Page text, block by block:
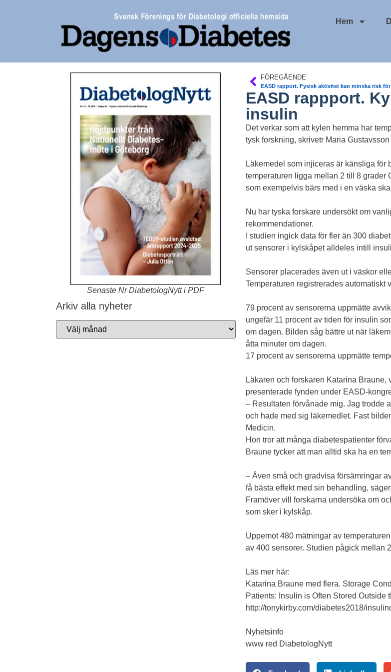
Hem
Senaste Nr DiabetologNytt i PDF
Arkiv alla nyheter
FÖREGÅENDE
EASD rapport. Fysisk aktivitet kan minska risk
EASD rappport.
insulin
Det verkar som att kylen hemma har
tysk forskning, skrivetr Maria Gustavsson
Läkemedel som injiceras är känsliga för
temperaturen ligga mellan 2 till 8 grader
som exempelvis bärs med i en väska
Nu har tyska forskare undersökt om
rekommendationer.
I studien ingick data för fler än 300
ut sensorer i kylskåpet alldeles intill
Sensorer placerades även ut i väskor
Temperaturen registrerades automatiskt
79 procent av sensorerna uppmätte
ungefär 11 procent av tiden för insulin
om dagen. Bilden såg bättre ut när
åtta minuter om dagen.
17 procent av sensorerna uppmätte
Läkaren och forskaren Katarina
presenterade fynden under EASD-
– Resultaten förvånade mig. Jag trodde
och hade med sig läkemedlet. Fast
Medicin.
Hon tror att många diabetespatienter
Braune tycker att man alltid ska ha en
– Även små och gradvisa försämringar
få bästa effekt med sin behandling,
Framöver vill forskarna undersöka om
som sker i kylskåp.
Uppemot 480 mätningar av
av 400 sensorer. Studien pågick mellan
Läs mer här:
Katarina Braune med flera. Storage
Patients: Insulin is Often Stored Outside
http://tonykirby.com/diabetes2018/
Nyhetsinfo
www red DiabetologNytt